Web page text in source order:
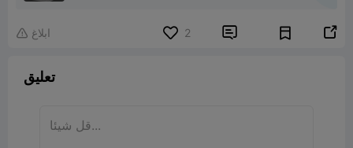
 ابلاغ 2  
تعليق